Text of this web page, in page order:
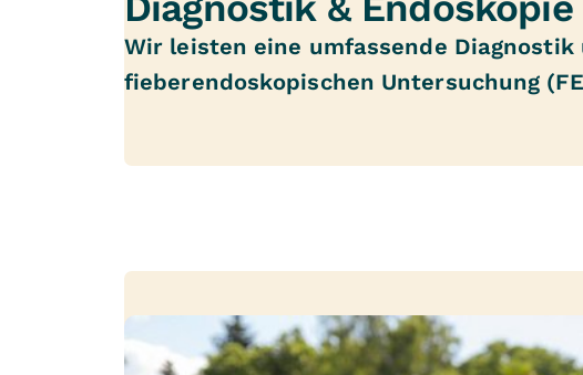
Wir leisten eine umfassende
fieberendoskopischen Untersuchung